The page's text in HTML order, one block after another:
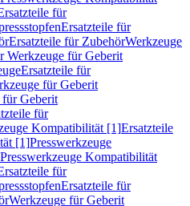
für
Ersatzteile für
Ersatzteile für ZubehörWerkzeuge
Werkzeuge für Geberit
Ersatzteile für
für Geberit
für Geberit
für
Kompatibilität [1]Ersatzteile
[1]Presswerkzeuge
Kompatibilität
für
Ersatzteile für
Werkzeuge für Geberit